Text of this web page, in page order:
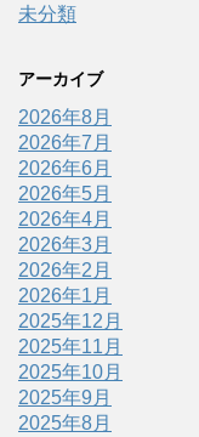
未分類
アーカイブ
2026年8月
2026年7月
2026年6月
2026年5月
2026年4月
2026年3月
2026年2月
2026年1月
2025年12月
2025年11月
2025年10月
2025年9月
2025年8月